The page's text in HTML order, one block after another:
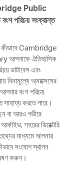
Public
পরিচয় সংক্রান্ত
Cambridge
আপনাকে ঐতিহাসিক
ডাটাবেস এবং
বিনামূল্যে অ্যাক্সেসের
বংশ পরিচয়
করতে পারে।
বা আরও গভীরে
শহরের ডিরেক্টরি
মাধ্যমে আপনার
সংযোগ স্থাপন
করুন।